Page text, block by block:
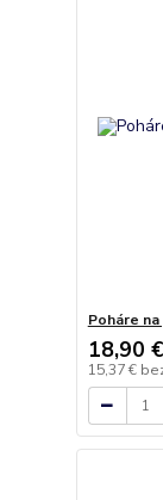
Poháre
18,90 €
15,37 €